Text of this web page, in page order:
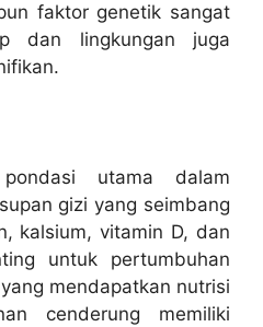
faktor genetik sangat
dan lingkungan juga
utama dalam
gizi yang seimbang
kalsium, vitamin D, dan
untuk pertumbuhan
mendapatkan nutrisi
cenderung memiliki